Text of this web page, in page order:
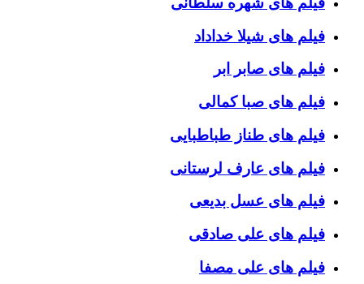
فیلم های شیلا خداداد
فیلم های صابر ابر
فیلم های صبا کمالی
فیلم های طناز طباطبایی
فیلم های عارف لرستانی
فیلم های عسل بدیعی
فیلم های علی صادقی
فیلم های علی مصفا